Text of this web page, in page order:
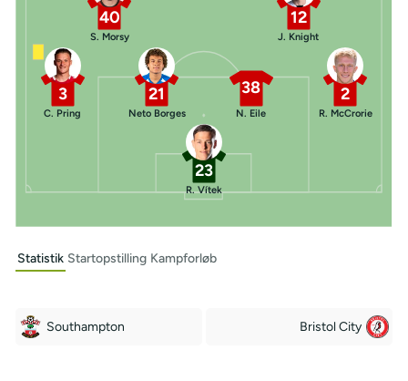
23
R. Vítek
3
C. Pring
21
Neto Borges
38
N. Eile
2
R. McCrorie
40
S. Morsy
12
J. Knight
Statistik Startopstilling Kampforløb
Southampton Bristol City